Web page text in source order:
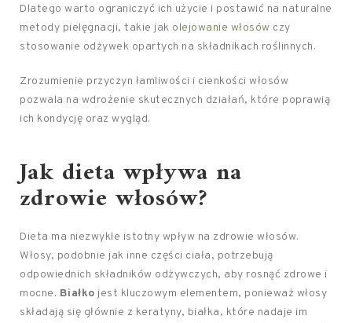
Dlatego warto ograniczyć ich użycie i postawić na naturalne
metody pielęgnacji, takie jak olejowanie włosów czy
stosowanie odżywek opartych na składnikach roślinnych.
Zrozumienie przyczyn łamliwości i cienkości włosów
pozwala na wdrożenie skutecznych działań, które poprawią
ich kondycję oraz wygląd.
Jak dieta wpływa na
zdrowie włosów?
Dieta ma niezwykle istotny wpływ na zdrowie włosów.
Włosy, podobnie jak inne części ciała, potrzebują
odpowiednich składników odżywczych, aby rosnąć zdrowe i
mocne. Białko jest kluczowym elementem, ponieważ włosy
składają się głównie z keratyny, białka, które nadaje im